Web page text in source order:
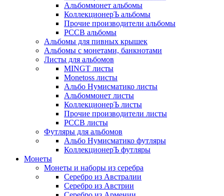
Альбоммонет альбомы
КоллекционерЪ альбомы
Прочие производители альбомы
РССВ альбомы
Альбомы для пивных крышек
Альбомы с монетами, банкнотами
Листы для альбомов
MINGT листы
Monetoss листы
Альбо Нумисматико листы
Альбоммонет листы
КоллекционерЪ листы
Прочие производители листы
РССВ листы
Футляры для альбомов
Альбо Нумисматико футляры
КоллекционерЪ футляры
Монеты
Монеты и наборы из серебра
Серебро из Австралии
Серебро из Австрии